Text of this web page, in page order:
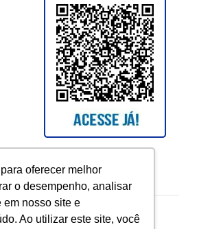
oferecer melhor
o desempenho, analisar
em nosso site e
Ao utilizar este site, você
UCAM. All rights reserved.